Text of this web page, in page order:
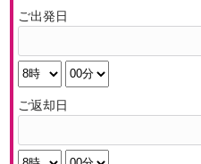
ご出発日
ご返却日